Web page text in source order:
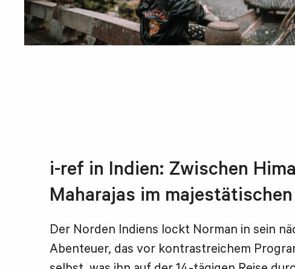
i-ref in Indien: Zwischen
Maharajas im
Der Norden Indiens lockt Norman in sein
Abenteuer, das vor kontrastreichem